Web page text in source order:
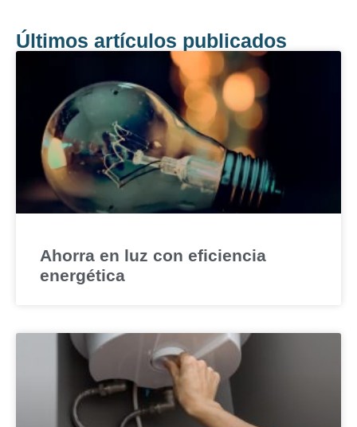
Últimos artículos publicados
Ahorra en luz con eficiencia
energética